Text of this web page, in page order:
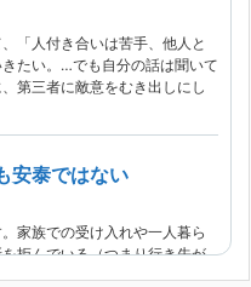
「人付き合いは苦手、他人と
たい。…でも自分の話は聞いて
第三者に敵意をむき出しにし
安泰ではない
家族での受け入れや一人暮ら
拒んでいる（つまり行き先が
から退院を急かされ、家族が